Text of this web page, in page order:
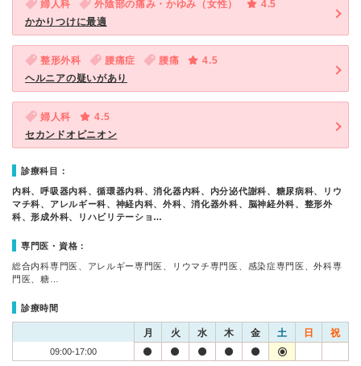
婦人科 外陰部の痛み・かゆみ（女性）
4.5
かかりつけに最適
整形外科 腰痛症 腰痛
4.5
ヘルニアの疑いがあり
婦人科
4.5
セカンドオピニオン
診療科目：
内科、呼吸器内科、循環器内科、消化器内科、内分泌代謝科、糖尿病科、リウ
マチ科、アレルギー科、神経内科、外科、消化器外科、脳神経外科、整形外
科、形成外科、リハビリテーショ…
専門医・資格：
総合内科専門医、アレルギー専門医、リウマチ専門医、感染症専門医、外科専
門医、糖…
診療時間
月 火 水 木 金 土 日 祝
09:00-17:00